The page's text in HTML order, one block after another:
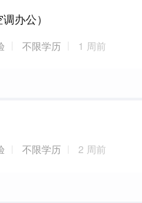
办公）
不限学历 1 周前
不限学历 2 周前